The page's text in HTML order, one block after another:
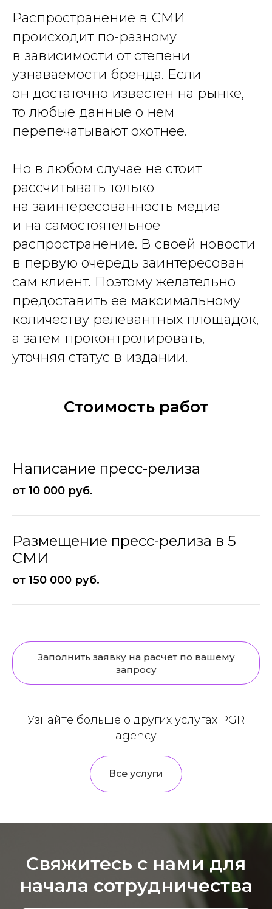
Распространение в СМИ
происходит по-разному
в зависимости от степени
узнаваемости бренда. Если
он достаточно известен на рынке,
то любые данные о нем
перепечатывают охотнее.
Но в любом случае не стоит
рассчитывать только
на заинтересованность медиа
и на самостоятельное
распространение. В своей новости
в первую очередь заинтересован
сам клиент. Поэтому желательно
предоставить ее максимальному
количеству релевантных площадок,
а затем проконтролировать,
уточняя статус в издании.
Стоимость работ
Написание пресс-релиза
от 10 000 руб.
Размещение пресс-релиза в 5
СМИ
от 150 000 руб.
Заполнить заявку на расчет по вашему
запросу
Узнайте больше о других услугах PGR
agency
Все услуги
Свяжитесь с нами для
начала сотрудничества